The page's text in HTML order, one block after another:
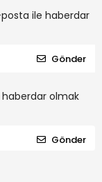
ile haberdar
Gönder
olmak
Gönder